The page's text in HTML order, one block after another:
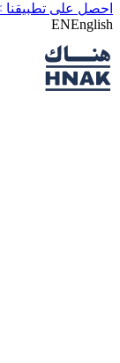
احصل على تطبيقنا
ENEnglish